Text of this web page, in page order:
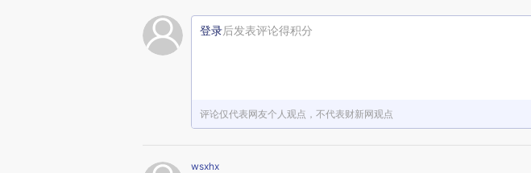
登录后发表评论得积分
评论仅代表网友个人观点，不代表财新网观点
wsxhx